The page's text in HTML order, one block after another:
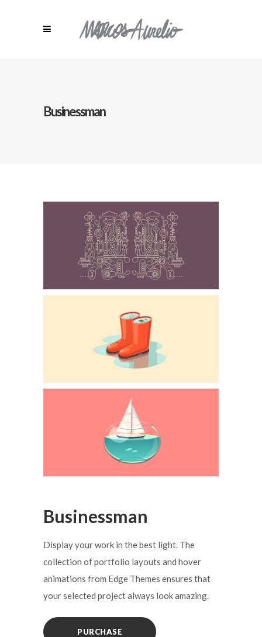
Businessman
Businessman
Display your work in the best light. The
collection of portfolio layouts and hover
animations from Edge Themes ensures that
your selected project always look amazing.
PURCHASE